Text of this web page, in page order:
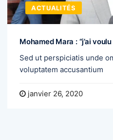
ACTUALITÉS
Mohamed Mara : “j’ai
Sed ut perspiciatis unde
voluptatem accusantium
janvier 26, 2020